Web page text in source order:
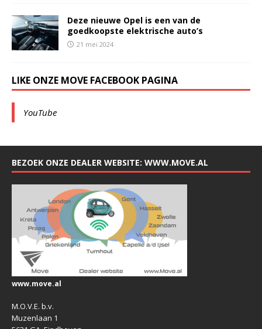
Deze nieuwe Opel is een van de
goedkoopste elektrische auto’s
21 mei 2024
LIKE ONZE MOVE FACEBOOK PAGINA
YouTube
BEZOEK ONZE DEALER WEBSITE: WWW.MOVE.AL
www.move.al
M.O.V.E. b.v.
Muzenlaan 1